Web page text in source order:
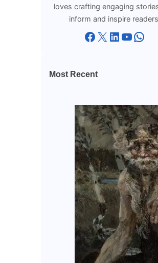
loves crafting engaging
inform and inspire
Facebook X LinkedIn YouTube WhatsApp
Most Recent